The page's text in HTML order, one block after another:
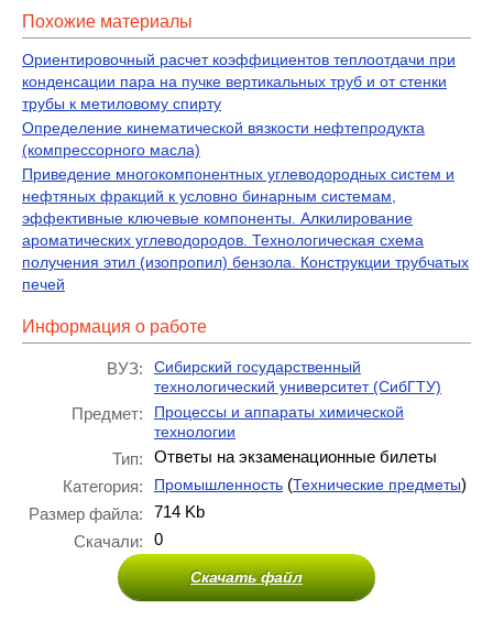
Похожие материалы
Ориентировочный расчет коэффициентов теплоотдачи при
конденсации пара на пучке вертикальных труб и от стенки
трубы к метиловому спирту
Определение кинематической вязкости нефтепродукта
(компрессорного масла)
Приведение многокомпонентных углеводородных систем и
нефтяных фракций к условно бинарным системам,
эффективные ключевые компоненты. Алкилирование
ароматических углеводородов. Технологическая схема
получения этил (изопропил) бензола. Конструкции трубчатых
печей
Информация о работе
ВУЗ:
Сибирский государственный
технологический университет (СибГТУ)
Предмет:
Процессы и аппараты химической
технологии
Тип:
Ответы на экзаменационные билеты
Категория:
Промышленность (Технические предметы)
Размер файла:
714 Kb
Скачали:
0
Скачать файл